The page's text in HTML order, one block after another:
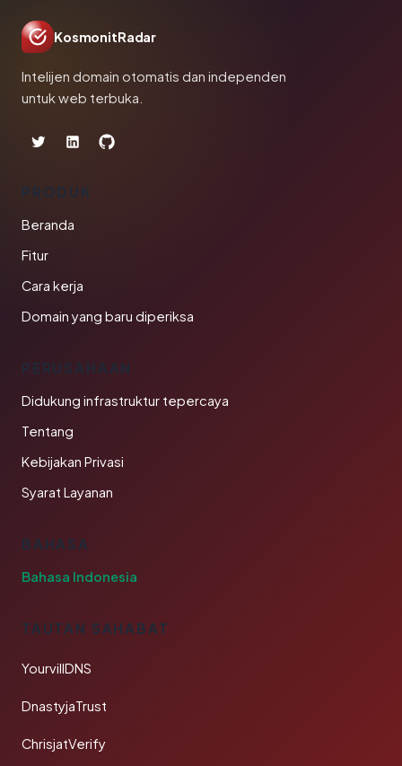
KosmonitRadar
Intelijen domain otomatis dan independen
untuk web terbuka.
PRODUK
Beranda
Fitur
Cara kerja
Domain yang baru diperiksa
PERUSAHAAN
Didukung infrastruktur tepercaya
Tentang
Kebijakan Privasi
Syarat Layanan
BAHASA
Bahasa Indonesia
TAUTAN SAHABAT
YourvillDNS
DnastyjaTrust
ChrisjatVerify